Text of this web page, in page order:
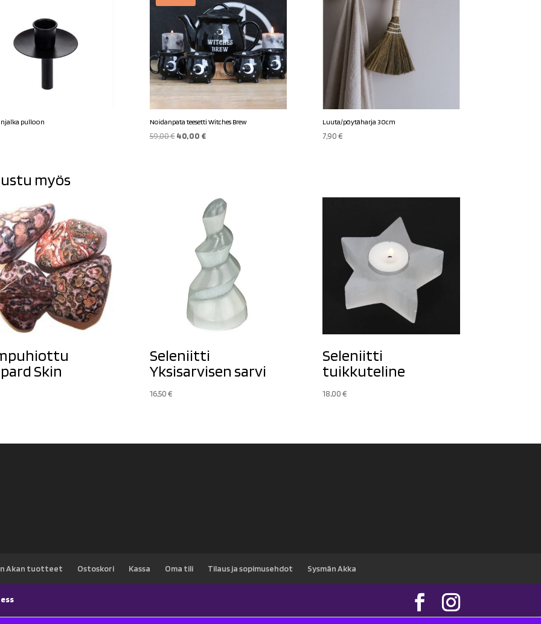
pulloon Noidanpata teesetti Witches Brew
59,00€ Alkuperäinen
40,00 €Nykyinen
Luuta/pöytäharja 30cm
7,90€
myös
Skin
Seleniitti
Yksisarvisen sarvi
16,50€
Seleniitti
tuikkuteline
18,00€
Akan tuotteet Ostoskori Kassa Oma tili Tilaus ja sopimusehdot Sysmän Akka